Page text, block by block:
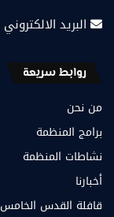
البريد الالكتروني
روابط سريعة
من نحن
برامج المنظمة
نشاطات المنظمة
أخبارنا
قافلة القدس الخامس